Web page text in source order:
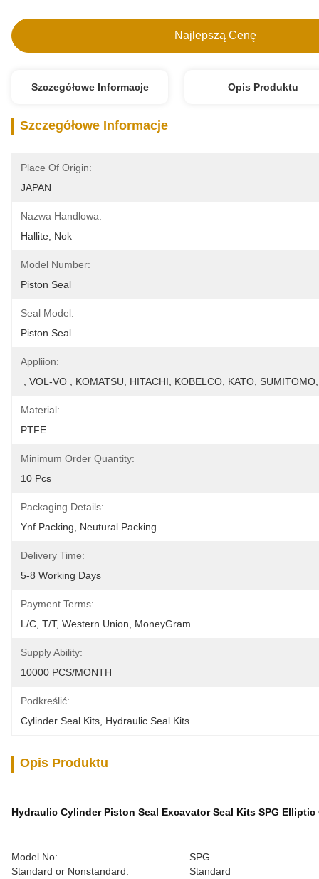
Najlepszą Cenę
Szczegółowe Informacje Opis Produktu
Szczegółowe Informacje
Place Of Origin:
JAPAN
Nazwa Handlowa:
Hallite, Nok
Model Number:
Piston Seal
Seal Model:
Piston Seal
Appliion:
, VOL-VO , KOMATSU, HITACHI, KOBELCO, KATO,
Material:
PTFE
Minimum Order Quantity:
10 Pcs
Packaging Details:
Ynf Packing, Neutural Packing
Delivery Time:
5-8 Working Days
Payment Terms:
L/C, T/T, Western Union, MoneyGram
Supply Ability:
10000 PCS/MONTH
Podkreślić:
Cylinder Seal Kits Hydraulic Seal Kits
Opis Produktu
Hydraulic Cylinder Piston Seal Excavator Seal Kits SPG Elliptic
Model No:
SPG
Standard or Nonstandard:
Standard